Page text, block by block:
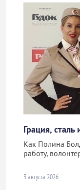
Грация,
Как Полина
работу,
3 августа 2026